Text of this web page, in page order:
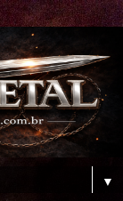
▼